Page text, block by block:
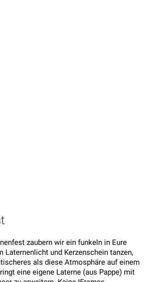
zaubern wir ein funkeln in Eure
Laternenlicht und Kerzenschein tanzen,
als diese Atmosphäre auf einem
eine eigene Laterne (aus Pappe) mit